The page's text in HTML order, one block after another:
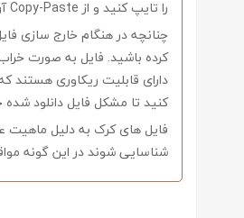
را تایپ کنید و از Copy-Paste آن بپرهیزید.
کرده باشید. فایل به صورت
کنید تا مشکل فایل دانلود
فایل های کرک به دلیل ماهیت
شناسایی شوند در این گونه